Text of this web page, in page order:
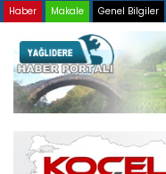
Haber Makale Genel Bilgiler